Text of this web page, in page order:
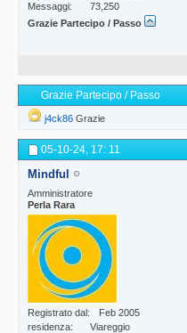
Messaggi
73,250
Grazie Partecipo / Passo
Grazie Partecipo / Passo
j4ck86 Grazie
05-10-24, 17: 11
Mindful
Amministratore
Perla Rara
Registrato dal
Feb 2005
residenza
Viareggio